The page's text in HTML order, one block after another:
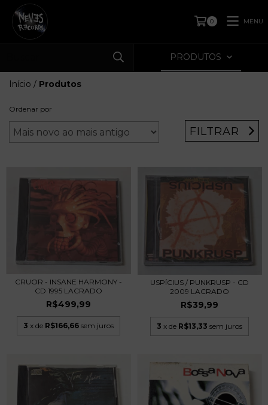
0 MENU
PRODUTOS
Início / Produtos
Ordenar por
FILTRAR
CRUOR - INSANE HARMONY -
CD 1995 LACRADO
R$499,99
3 x de R$166,66 sem juros
USPÍCIUS / PUNKRUSP - CD
2009 LACRADO
R$39,99
3 x de R$13,33 sem juros